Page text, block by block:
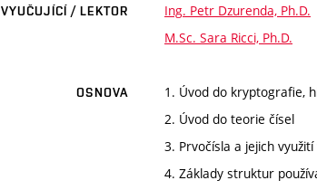
VYUČUJÍCÍ / LEKTOR
Ing. Petr Dzurenda, Ph.D.
M.Sc. Sara Ricci, Ph.D.
OSNOVA
1. Úvod do kryptografie,
2. Úvod do teorie čísel
3. Prvočísla a jejich
4. Základy struktur